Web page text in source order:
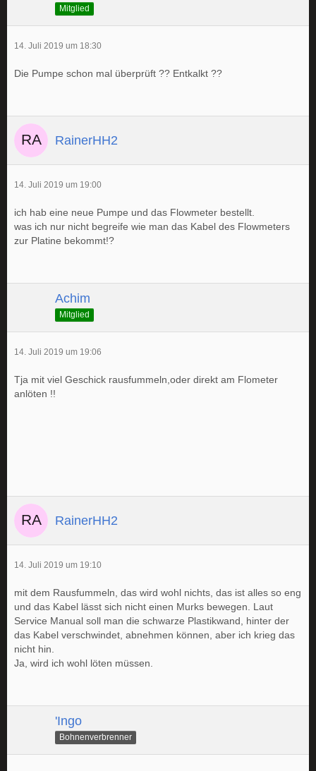
Mitglied
14. Juli 2019 um 18:30
Die Pumpe schon mal überprüft ?? Entkalkt ??
RainerHH2
14. Juli 2019 um 19:00
ich hab eine neue Pumpe und das Flowmeter bestellt.
was ich nur nicht begreife wie man das Kabel des Flowmeters
zur Platine bekommt!?
Achim
Mitglied
14. Juli 2019 um 19:06
Tja mit viel Geschick rausfummeln,oder direkt am Flometer
anlöten !!
RainerHH2
14. Juli 2019 um 19:10
mit dem Rausfummeln, das wird wohl nichts, das ist alles so eng
und das Kabel lässt sich nicht einen Murks bewegen. Laut
Service Manual soll man die schwarze Plastikwand, hinter der
das Kabel verschwindet, abnehmen können, aber ich krieg das
nicht hin.
Ja, wird ich wohl löten müssen.
'Ingo
Bohnenverbrenner